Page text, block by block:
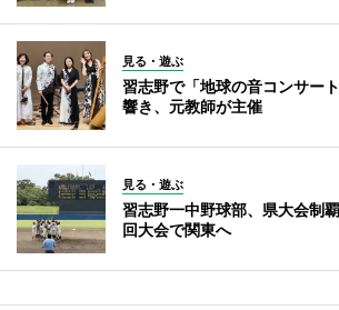
見る・遊ぶ
習志野で「地球の音コンサー
響き、元教師が主催
見る・遊ぶ
習志野一中野球部、県大会
回大会で関東へ